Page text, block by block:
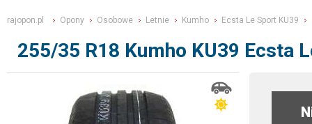
rajopon.pl Opony Osobowe Letnie Kumho Ecsta Le Sport KU39
255/35 R18 Kumho KU39 Ecsta